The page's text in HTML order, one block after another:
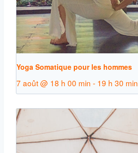
Yoga Somatique pour les hommes
7 août @ 18 h 00 min - 19 h 30 min